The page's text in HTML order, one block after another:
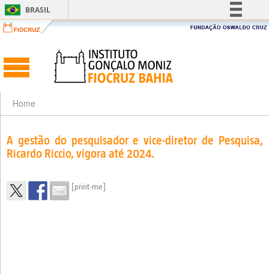
BRASIL
Simplifique!
Acesso à informação
Canais
Home
A gestão do pesquisador e vice-diretor de Pesquisa,
Ricardo Riccio, vigora até 2024.
[print-me]